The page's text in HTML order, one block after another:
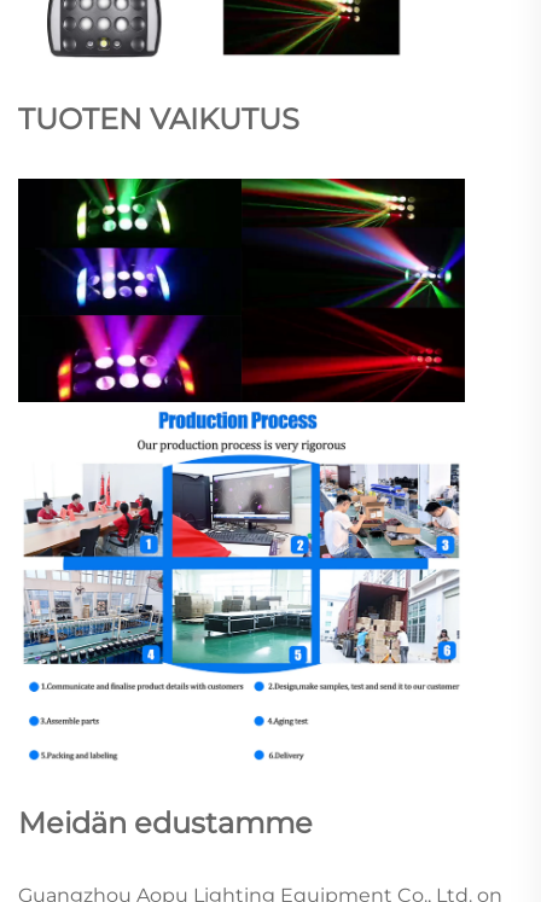
TUOTEN VAIKUTUS
Meidän edustamme
Guangzhou Aopu Lighting Equipment Co., Ltd. on